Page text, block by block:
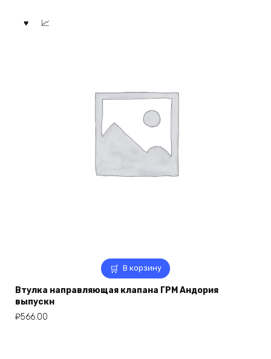
В корзину
Втулка направляющая клапана ГРМ Андория
выпускн
₽566.00